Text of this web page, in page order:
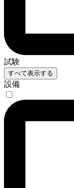
試験
すべて表示する
設備